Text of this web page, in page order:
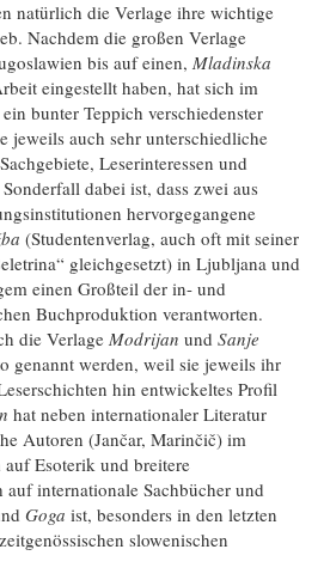
natürlich die Verlage ihre wichtige
Nachdem die großen Verlage
bis auf einen, Mladinska
eingestellt haben, hat sich im
bunter Teppich verschiedenster
jeweils auch sehr unterschiedliche
Leserinteressen und
dabei ist, dass zwei aus
hervorgegangene
(Studentenverlag, auch oft mit seiner
gleichgesetzt) in Ljubljana und
einen Großteil der in- und
Buchproduktion verantworten.
die Verlage Modrijan und Sanje
genannt werden, weil sie jeweils ihr
hin entwickeltes Profil
hat neben internationaler Literatur
Autoren (Jančar, Marinčič) im
auf Esoterik und breitere
auf internationale Sachbücher und
Goga ist, besonders in den letzten
slowenischen